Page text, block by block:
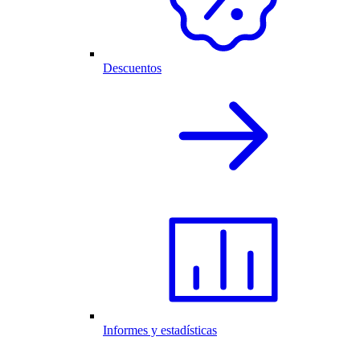
Descuentos
Informes y estadísticas